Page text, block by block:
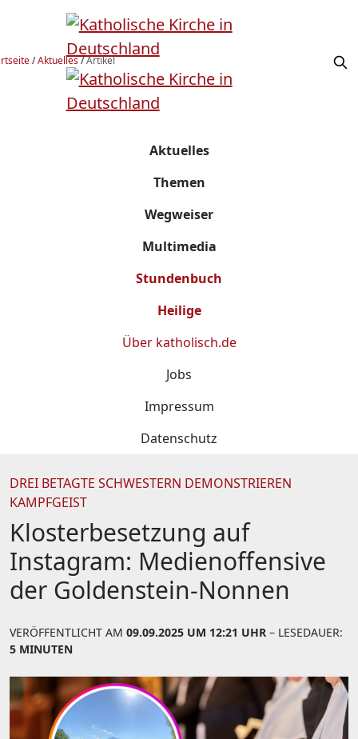
/Aktuelles/Artikel
Aktuelles
Themen
Wegweiser
Multimedia
Stundenbuch
Heilige
Über katholisch.de
Jobs
Impressum
Datenschutz
DREI BETAGTE SCHWESTERN DEMONSTRIEREN
KAMPFGEIST
Klosterbesetzung auf
Instagram: Medienoffensive
der Goldenstein-Nonnen
VERÖFFENTLICHT AM 09.09.2025 UM 12:21 UHR – LESEDAUER:
5 MINUTEN